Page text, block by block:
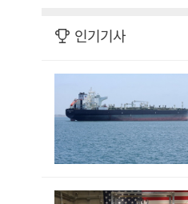
인기기사